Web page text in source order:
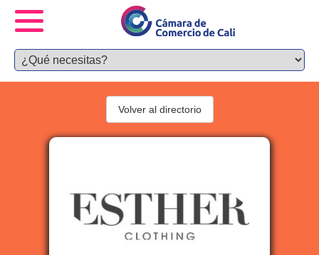
Volver al directorio